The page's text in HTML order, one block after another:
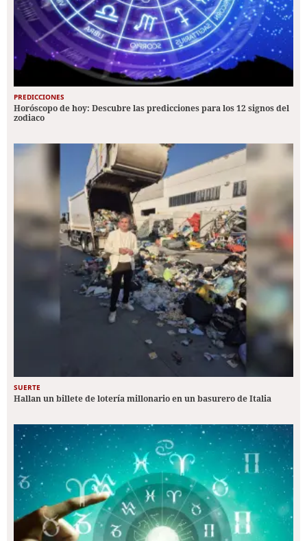
PREDICCIONES
Horóscopo de hoy: Descubre las predicciones para los 12 signos del
zodiaco
SUERTE
Hallan un billete de lotería millonario en un basurero de Italia